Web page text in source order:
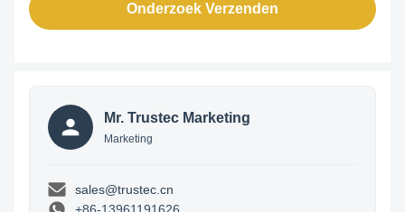
Onderzoek Verzenden
Mr. Trustec Marketing
Marketing
sales@trustec.cn